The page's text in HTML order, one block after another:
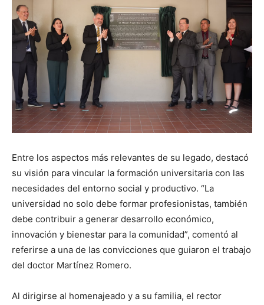
Entre los aspectos más relevantes de su legado, destacó
su visión para vincular la formación universitaria con las
necesidades del entorno social y productivo. “La
universidad no solo debe formar profesionistas, también
debe contribuir a generar desarrollo económico,
innovación y bienestar para la comunidad”, comentó al
referirse a una de las convicciones que guiaron el trabajo
del doctor Martínez Romero.
Al dirigirse al homenajeado y a su familia, el rector